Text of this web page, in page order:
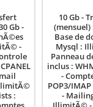
Gb -
-
:
10 Gb -
(mensuel)
Base de
Mysql :
Panneau
inclus :
-
POP3/
-